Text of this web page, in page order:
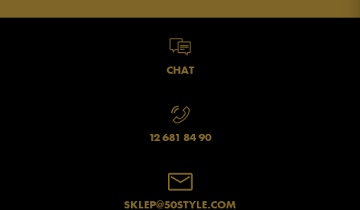
CHAT
12 681 84 90
SKLEP@50STYLE.COM